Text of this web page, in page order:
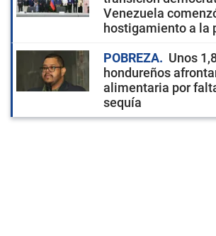
Venezuela
hostigamiento a la
POBREZA
Unos
hondureños
alimentaria por
sequía